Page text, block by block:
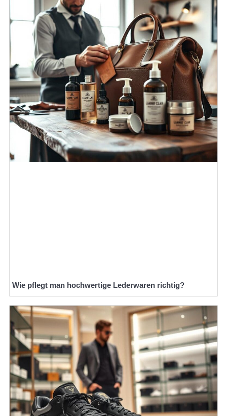
Wie pflegt man hochwertige Lederwaren richtig?